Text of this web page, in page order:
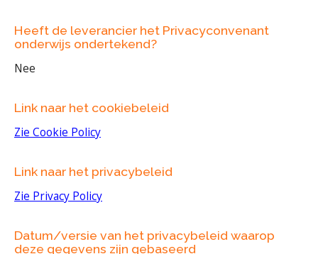
Heeft de leverancier het Privacyconvenant
onderwijs ondertekend?
Nee
Link naar het cookiebeleid
Zie Cookie Policy
Link naar het privacybeleid
Zie Privacy Policy
Datum/versie van het privacybeleid waarop
deze gegevens zijn gebaseerd